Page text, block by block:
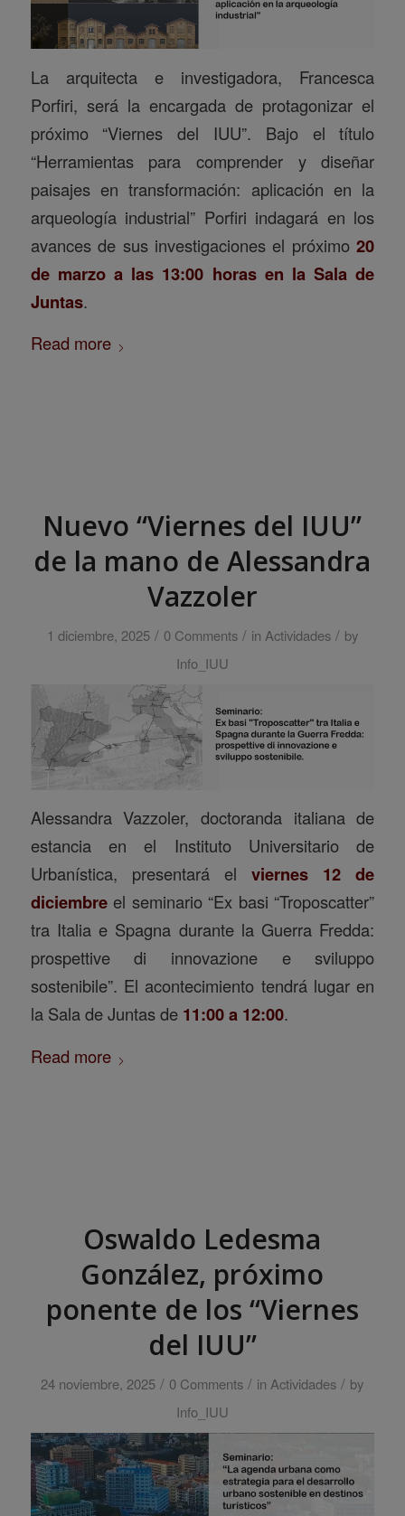
La arquitecta e investigadora, Francesca
Porfiri, será la encargada de protagonizar el
próximo “Viernes del IUU”. Bajo el título
“Herramientas para comprender y diseñar
paisajes en transformación: aplicación en la
arqueología industrial” Porfiri indagará en los
avances de sus investigaciones el próximo20
de marzo a las 13:00 horas en la Sala de
Juntas.
Read more
Nuevo “Viernes del IUU”
de la mano de Alessandra
Vazzoler
1 diciembre, 2025 / 0 Comments / in Actividades / by
Info_IUU
Alessandra Vazzoler, doctoranda italiana de
estancia en el Instituto Universitario de
Urbanística, presentará elviernes 12 de
diciembreel seminario “Ex basi “Troposcatter”
tra Italia e Spagna durante la Guerra Fredda:
prospettive di innovazione e sviluppo
sostenibile”. El acontecimiento tendrá lugar en
la Sala de Juntas de 11:00 a 12:00.
Read more
Oswaldo Ledesma
González, próximo
ponente de los “Viernes
del IUU”
24 noviembre, 2025 / 0 Comments / in Actividades / by
Info_IUU